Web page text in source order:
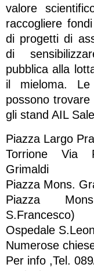
valore
raccogliere
di progetti di
di
pubblica alla
il mieloma.
possono
gli stand AIL
Piazza Largo
Torrione Via
Grimaldi
Piazza Mons.
Piazza
S.Francesco)
Ospedale
Numerose
Per info ,Tel.